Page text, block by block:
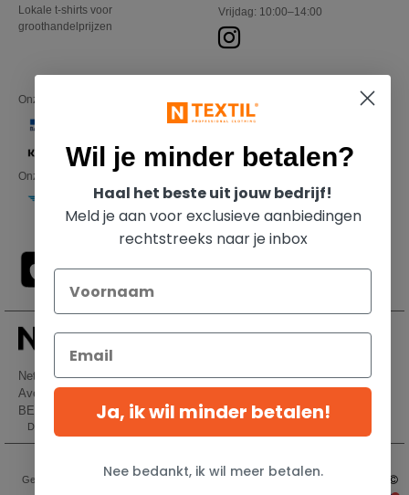
Lokale t-shirts voor
groothandelprijzen
Vrijdag: 10:00–14:00
Onze financiële partners
Onze transporteurs
Netenders Belgium SRL
Avenue Hermann-Debroux 54, 1160, Bruxelles
BE61 3632 1629 8017
Dit is GEEN retouradres. Voor retourzending, zie hier
Wettelijke bepalingen Privacybeleid
Algemene Toegangs - En
Gebruiksvoorwaarden
Algemene Contractvoorwaarden
Wil je minder betalen?
Haal het beste uit jouw bedrijf!
Meld je aan voor exclusieve aanbiedingen
rechtstreeks naar je inbox
Ja, ik wil minder betalen!
Nee bedankt, ik wil meer betalen.